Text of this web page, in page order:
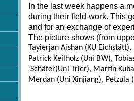
In the last week happens a
during their field-work. This
and for an exchange of
The picture shows (from
Tayierjan Aishan (KU
Patrick Keilholz (Uni BW),
Schäfer(Uni Trier), Martin
Merdan (Uni Xinjiang), Petzula